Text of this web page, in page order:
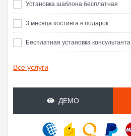
Установка шаблона бесплатная
3 месяца хостинга в подарок
Бесплатная установка консультанта
Все услуги
ДЕМО